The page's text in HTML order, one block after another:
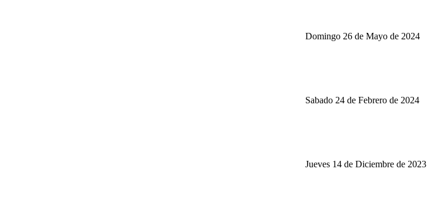
Domingo 26 de Mayo de 2024
Sabado 24 de Febrero de 2024
Jueves 14 de Diciembre de 2023